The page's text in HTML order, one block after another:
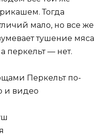
Тогда
мало, но все же
тушение мяса
перкельт — нет.